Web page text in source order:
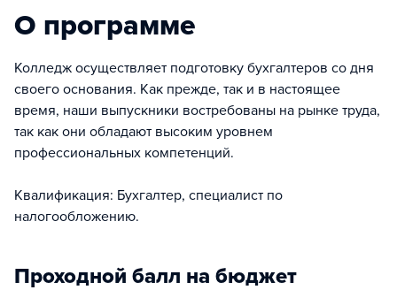
О программе
Колледж осуществляет подготовку бухгалтеров со дня
своего основания. Как прежде, так и в настоящее
время, наши выпускники востребованы на рынке труда,
так как они обладают высоким уровнем
профессиональных компетенций.
Квалификация: Бухгалтер, специалист по
налогообложению.
Проходной балл на бюджет